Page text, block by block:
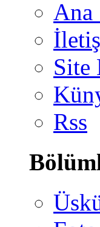
Ana
Site
Rss